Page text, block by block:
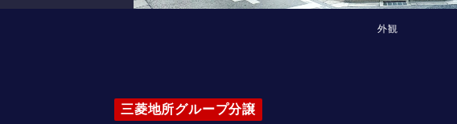
外観
三菱地所グループ分譲